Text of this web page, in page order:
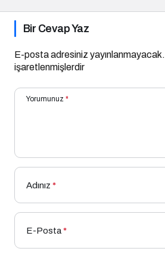
Bir Cevap Yaz
E-posta adresiniz yayınlanmayacak.
işaretlenmişlerdir
Yorumunuz *
Adınız *
E-Posta*